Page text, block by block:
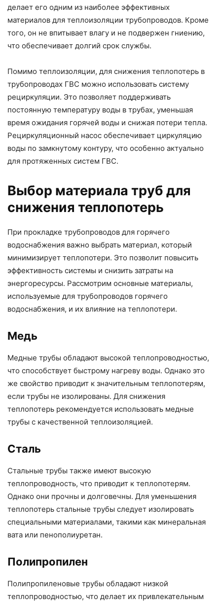
делает его одним из наиболее эффективных
материалов для теплоизоляции трубопроводов. Кроме
того, он не впитывает влагу и не подвержен гниению,
что обеспечивает долгий срок службы.
Помимо теплоизоляции, для снижения теплопотерь в
трубопроводах ГВС можно использовать систему
рециркуляции. Это позволяет поддерживать
постоянную температуру воды в трубах, уменьшая
время ожидания горячей воды и снижая потери тепла.
Рециркуляционный насос обеспечивает циркуляцию
воды по замкнутому контуру, что особенно актуально
для протяженных систем ГВС.
Выбор материала труб для
снижения теплопотерь
При прокладке трубопроводов для горячего
водоснабжения важно выбрать материал, который
минимизирует теплопотери. Это позволит повысить
эффективность системы и снизить затраты на
энергоресурсы. Рассмотрим основные материалы,
используемые для трубопроводов горячего
водоснабжения, и их влияние на теплопотери.
Медь
Медные трубы обладают высокой теплопроводностью,
что способствует быстрому нагреву воды. Однако это
же свойство приводит к значительным теплопотерям,
если трубы не изолированы. Для снижения
теплопотерь рекомендуется использовать медные
трубы с качественной теплоизоляцией.
Сталь
Стальные трубы также имеют высокую
теплопроводность, что приводит к теплопотерям.
Однако они прочны и долговечны. Для уменьшения
теплопотерь стальные трубы следует изолировать
специальными материалами, такими как минеральная
вата или пенополиуретан.
Полипропилен
Полипропиленовые трубы обладают низкой
теплопроводностью, что делает их привлекательным